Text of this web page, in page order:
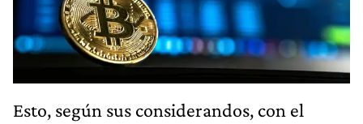
Esto, según sus considerandos, con el